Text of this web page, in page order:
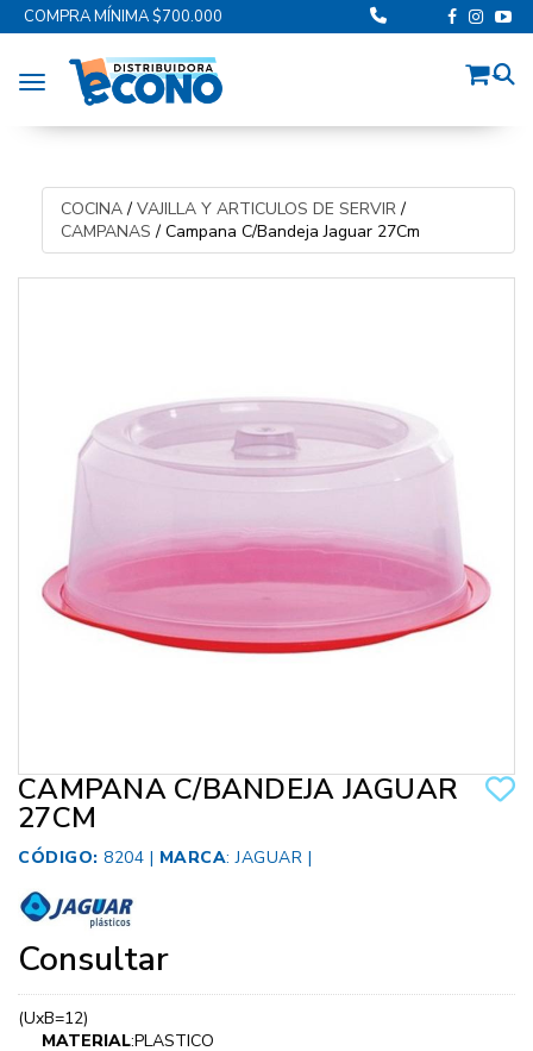
COMPRA MÍNIMA $700.000
Toggle navigation
COCINA/ VAJILLA Y ARTICULOS DE SERVIR/
CAMPANAS / Campana C/Bandeja Jaguar 27Cm
CAMPANA C/BANDEJA JAGUAR
27CM
CÓDIGO: 8204 | MARCA:JAGUAR |
Consultar
(UxB=12)
MATERIAL:PLASTICO